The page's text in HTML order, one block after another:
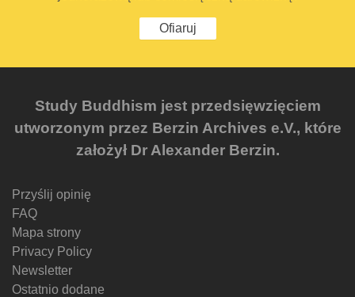
Ofiaruj
Study Buddhism jest przedsięwzięciem
utworzonym przez Berzin Archives e.V., które
założył Dr Alexander Berzin.
Przyślij opinię
FAQ
Mapa strony
Privacy Policy
Newsletter
Ostatnio dodane